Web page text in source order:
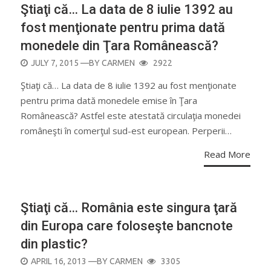
Ştiaţi că… La data de 8 iulie 1392 au
fost menţionate pentru prima dată
monedele din Ţara Românească?
POSTED
JULY 7, 2015 —BYCARMEN 2922
Ştiaţi că… La data de 8 iulie 1392 au fost menţionate
pentru prima dată monedele emise în Ţara
Românească? Astfel este atestată circulaţia monedei
româneşti în comerţul sud-est european. Perperii…
Read More
Ştiaţi că… România este singura ţară
din Europa care foloseşte bancnote
din plastic?
POSTED
APRIL 16, 2013 —BYCARMEN 3305